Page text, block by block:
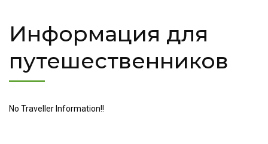
Информация для
путешественников
No Traveller Information!!